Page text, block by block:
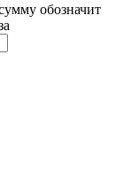
обозначит